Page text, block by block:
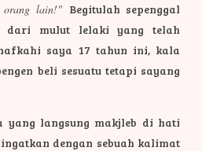
orang lain!" Begitulah sepenggal
dari mulut lelaki yang telah
saya 17 tahun ini, kala
beli sesuatu tetapi sayang
yang langsung makjleb di hati
dengan sebuah kalimat